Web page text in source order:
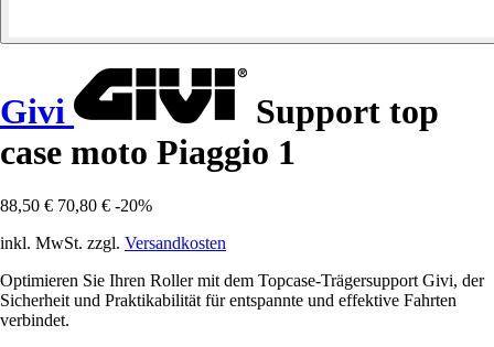
Givi
Support top
case moto Piaggio 1
88,50 € 70,80 € -20%
inkl. MwSt. zzgl. Versandkosten
Optimieren Sie Ihren Roller mit dem Topcase-Trägersupport Givi, der
Sicherheit und Praktikabilität für entspannte und effektive Fahrten
verbindet.